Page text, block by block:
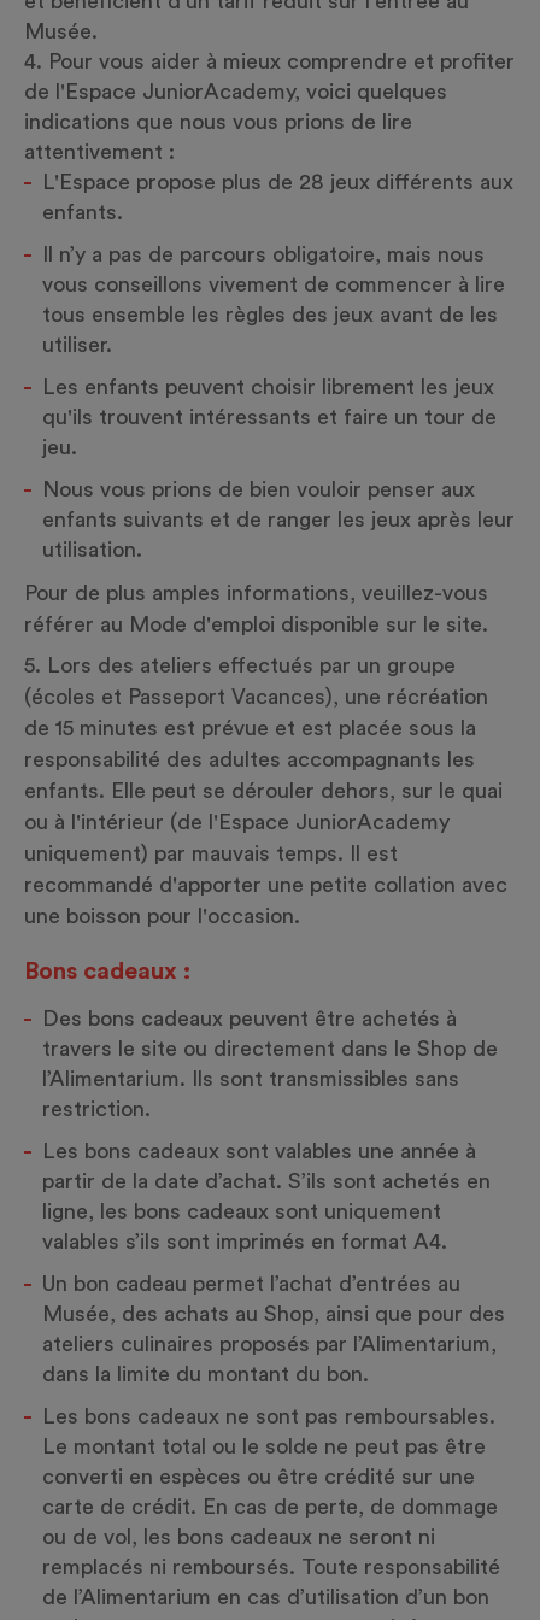
Musée.
Pour vous aider à mieux comprendre et profiter
de l'Espace JuniorAcademy, voici quelques
indications que nous vous prions de lire
attentivement :
L'Espace propose plus de 28 jeux différents aux
enfants.
Il n’y a pas de parcours obligatoire, mais nous
vous conseillons vivement de commencer à lire
tous ensemble les règles des jeux avant de les
utiliser.
Les enfants peuvent choisir librement les jeux
qu'ils trouvent intéressants et faire un tour de
jeu.
Nous vous prions de bien vouloir penser aux
enfants suivants et de ranger les jeux après leur
utilisation.
Pour de plus amples informations, veuillez-vous
référer au Mode d'emploi disponible sur le site.
5. Lors des ateliers effectués par un groupe
(écoles et Passeport Vacances), une récréation
de 15 minutes est prévue et est placée sous la
responsabilité des adultes accompagnants les
enfants. Elle peut se dérouler dehors, sur le quai
ou à l'intérieur (de l'Espace JuniorAcademy
uniquement) par mauvais temps. Il est
recommandé d'apporter une petite collation avec
une boisson pour l'occasion.
Bons cadeaux :
Des bons cadeaux peuvent être achetés à
travers le site ou directement dans le Shop de
l’Alimentarium. Ils sont transmissibles sans
restriction.
Les bons cadeaux sont valables une année à
partir de la date d’achat. S’ils sont achetés en
ligne, les bons cadeaux sont uniquement
valables s’ils sont imprimés en format A4.
Un bon cadeau permet l’achat d’entrées au
Musée, des achats au Shop, ainsi que pour des
ateliers culinaires proposés par l’Alimentarium,
dans la limite du montant du bon.
Les bons cadeaux ne sont pas remboursables.
Le montant total ou le solde ne peut pas être
converti en espèces ou être crédité sur une
carte de crédit. En cas de perte, de dommage
ou de vol, les bons cadeaux ne seront ni
remplacés ni remboursés. Toute responsabilité
de l’Alimentarium en cas d’utilisation d’un bon